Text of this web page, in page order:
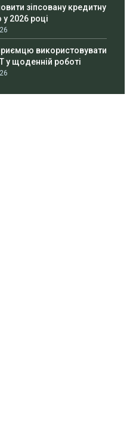
зіпсовану кредитну
у 2026 році
використовувати
у щоденній роботі